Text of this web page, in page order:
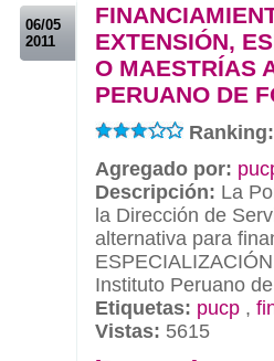
06/05
2011
EXTENSIÓN,
O MAESTRÍAS
PERUANO DE
Agregado por:
Descripción: La
la Dirección de
alternativa para
Instituto Peruano
Etiquetas: pucp ,
Vistas: 5615